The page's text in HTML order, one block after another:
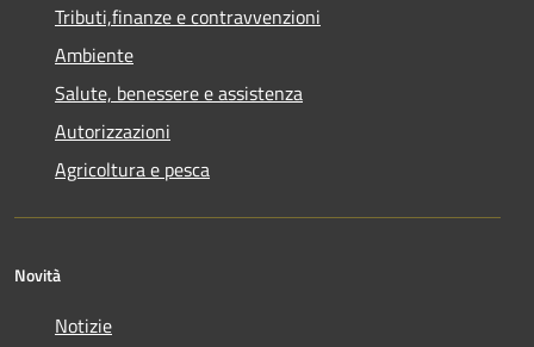
Tributi,finanze e contravvenzioni
Ambiente
Salute, benessere e assistenza
Autorizzazioni
Agricoltura e pesca
Novità
Notizie